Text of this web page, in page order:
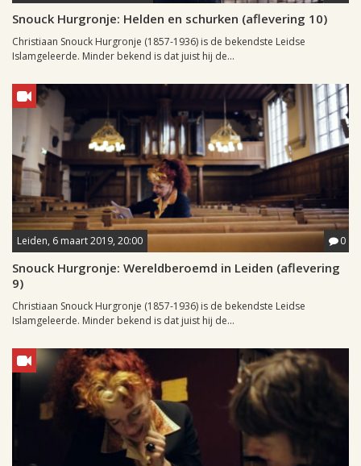
Snouck Hurgronje: Helden en schurken (aflevering 10)
Christiaan Snouck Hurgronje (1857-1936) is de bekendste Leidse
Islamgeleerde. Minder bekend is dat juist hij de...
Leiden, 6 maart 2019, 20:00 0
Snouck Hurgronje: Wereldberoemd in Leiden (aflevering
9)
Christiaan Snouck Hurgronje (1857-1936) is de bekendste Leidse
Islamgeleerde. Minder bekend is dat juist hij de...